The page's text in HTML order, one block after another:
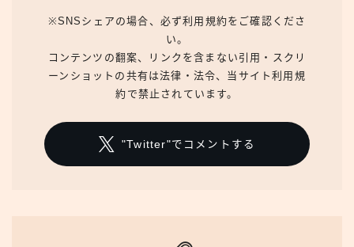
※SNSシェアの場合、必ず利用規約をご確認くださ
い。
コンテンツの翻案、リンクを含まない引用・スクリ
ーンショットの共有は法律・法令、当サイト利用規
約で禁止されています。
"Twitter"でコメントする